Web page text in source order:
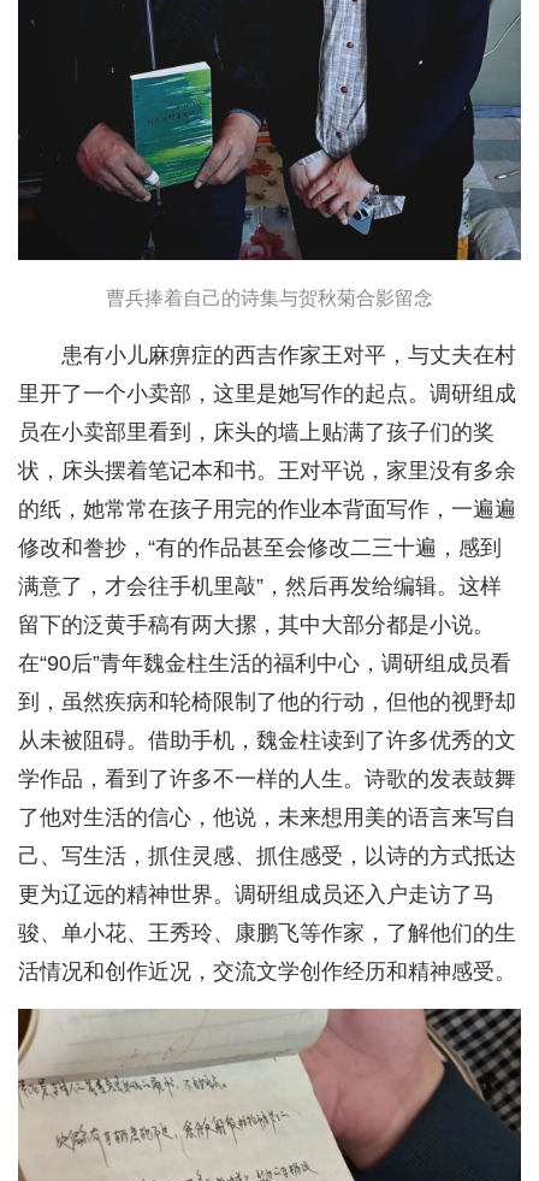
曹兵捧着自己的诗集与贺秋菊合影留念
患有小儿麻痹症的西吉作家王对平，与丈夫在村
里开了一个小卖部，这里是她写作的起点。调研组成
员在小卖部里看到，床头的墙上贴满了孩子们的奖
状，床头摆着笔记本和书。王对平说，家里没有多余
的纸，她常常在孩子用完的作业本背面写作，一遍遍
修改和誊抄，“有的作品甚至会修改二三十遍，感到
满意了，才会往手机里敲”，然后再发给编辑。这样
留下的泛黄手稿有两大摞，其中大部分都是小说。
在“90后”青年魏金柱生活的福利中心，调研组成员看
到，虽然疾病和轮椅限制了他的行动，但他的视野却
从未被阻碍。借助手机，魏金柱读到了许多优秀的文
学作品，看到了许多不一样的人生。诗歌的发表鼓舞
了他对生活的信心，他说，未来想用美的语言来写自
己、写生活，抓住灵感、抓住感受，以诗的方式抵达
更为辽远的精神世界。调研组成员还入户走访了马
骏、单小花、王秀玲、康鹏飞等作家，了解他们的生
活情况和创作近况，交流文学创作经历和精神感受。